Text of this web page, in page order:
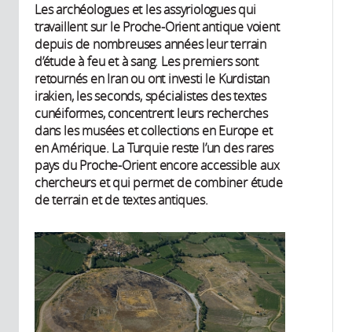
Les archéologues et les assyriologues qui
travaillent sur le Proche-Orient antique voient
depuis de nombreuses années leur terrain
d’étude à feu et à sang. Les premiers sont
retournés en Iran ou ont investi le Kurdistan
irakien, les seconds, spécialistes des textes
cunéiformes, concentrent leurs recherches
dans les musées et collections en Europe et
en Amérique. La Turquie reste l’un des rares
pays du Proche-Orient encore accessible aux
chercheurs et qui permet de combiner étude
de terrain et de textes antiques.